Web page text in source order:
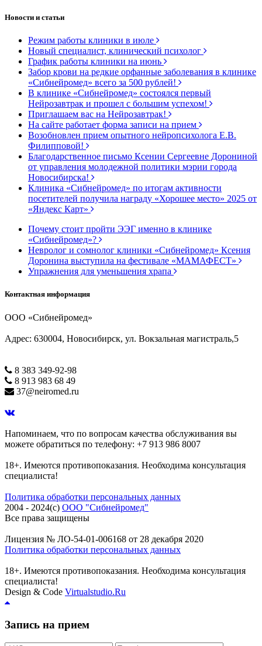
Новости и статьи
Режим работы клиники в июле
Новый специалист, клинический психолог
График работы клиники на июнь
Забор крови на редкие орфанные заболевания в клинике
«Сибнейромед» всего за 500 рублей!
В клинике «Сибнейромед» состоялся первый
Нейрозавтрак и прошел с большим успехом!
Приглашаем вас на Нейрозавтрак!
На сайте работает форма записи на прием
Возобновлен прием опытного нейропсихолога Е.В.
Филипповой!
Благодарственное письмо Ксении Сергеевне Дорониной
от управления молодежной политики мэрии города
Новосибирска!
Клиника «Сибнейромед» по итогам активности
посетителей получила награду «Хорошее место» 2025 от
«Яндекс Карт»
Почему стоит пройти ЭЭГ именно в клинике
«Сибнейромед»?
Невролог и сомнолог клиники «Сибнейромед» Ксения
Доронина выступила на фестивале «МАМАФЕСТ»
Упражнения для уменьшения храпа
Контактная информация
ООО «Сибнейромед»
Адрес: 630004, Новосибирск, ул. Вокзальная магистраль,5
8 383 349-92-98
8 913 983 68 49
37@neiromed.ru
Напоминаем, что по вопросам качества обслуживания вы
можете обратиться по телефону: +7 913 986 8007
18+. Имеются противопоказания. Необходима консультация
специалиста!
Политика обработки персональных данных
2004 - 2024(c) ООО "Сибнейромед"
Все права защищены
Лицензия № ЛО-54-01-006168 от 28 декабря 2020
Политика обработки персональных данных
18+. Имеются противопоказания. Необходима консультация
специалиста!
Design & Code Virtualstudio.Ru
Запись на прием